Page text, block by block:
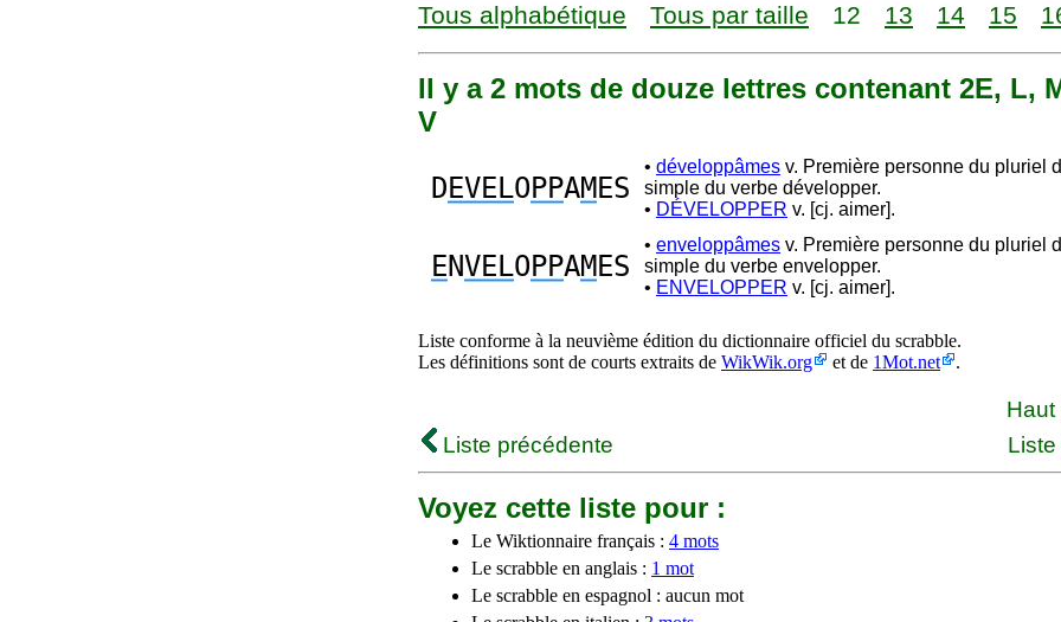
Tous alphabétique Tous par taille 12 13 14 15
Il y a 2 mots de douze lettres contenant 2E, L,
V
DEVELOPPAM ES
• développâmes v. Première personne du pluriel
simple du verbe développer.
• DÉVELOPPER v. [cj. aimer].
ENVELOPPAM ES
• enveloppâmes v. Première personne du pluriel
simple du verbe envelopper.
• ENVELOPPER v. [cj. aimer].
Liste conforme à la neuvième édition du dictionnaire officiel du scrabble.
Les définitions sont de courts extraits de WikWik.org et de 1Mot.net .
Haut
Liste précédente
Voyez cette liste pour :
Le Wiktionnaire français : 4 mots
Le scrabble en anglais : 1 mot
Le scrabble en espagnol : aucun mot